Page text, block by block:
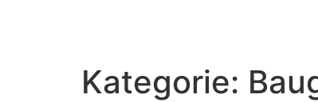
Kategorie: